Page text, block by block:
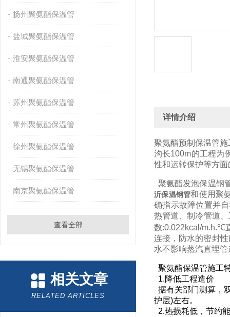
扬州聚氨酯保温管
盐城聚氨酯保温管
淮安聚氨酯保温管
南通聚氨酯保温管
苏州聚氨酯保温管
常州聚氨酯保温管
徐州聚氨酯保温管
无锡聚氨酯保温管
南京聚氨酯保温管
查看全部
相关文章
RELATED ARTICLES
详情介绍
聚氨酯预制保温管
沟长100m的工程为
性和运转保护等方面
聚氨酯发泡保温钢
沂保温钢管和使用聚
确指示故障位置并
热管道、制冷管道
数:0.022kcal/m.h.℃
连接，防水的密封
水不影响蒸汽直埋
聚氨酯保温管施工
1.降低工程造价
据有关部门测算，
护层)左右。
2.热损耗低，节约